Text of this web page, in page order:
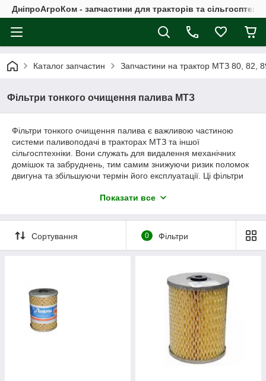
ДніпроАгроКом - запчастини для тракторів та
Каталог запчастин Запчастини на трактор МТЗ 80, 82,
Фільтри тонкого очищення палива МТЗ
Фільтри тонкого очищення палива є важливою частиною
системи паливоподачі в тракторах МТЗ та іншої
сільгосптехніки. Вони служать для видалення механічних
домішок та забруднень, тим самим знижуючи ризик поломок
двигуна та збільшуючи термін його експлуатації. Ці фільтри
насоса високого тиску, що дозволяє захистити інжектори та
Показати все
Сортування 0 Фільтри